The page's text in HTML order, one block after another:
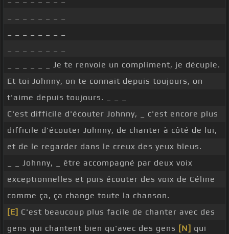
_ _ _ _ _ _ Je te renvoie un compliment, je décuple.
Et toi Johnny, on te connait depuis toujours, on
t'aime depuis toujours. _ _ _
C'est difficile d'écouter Johnny, _ c'est encore plus
difficile d'écouter Johnny, de chanter à côté de lui,
et de le regarder dans le creux des yeux bleus.
_ _ Johnny, _ être accompagné par deux voix
exceptionnelles et puis écouter des voix de Céline
comme ça, ça change toute la chanson.
[E] C'est beaucoup plus facile de chanter avec des
gens qui chantent bien qu'avec des gens [N] qui